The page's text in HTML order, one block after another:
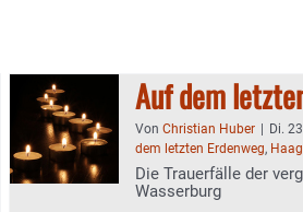
Auf dem
Von Christian Huber Di.
dem letzten Erdenweg,
Die Trauerfälle der
Wasserburg